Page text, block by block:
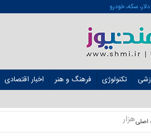
سکه، خودرو
تکنولوژی فرهنگ و هنر اخبار اقتصادی
هزار